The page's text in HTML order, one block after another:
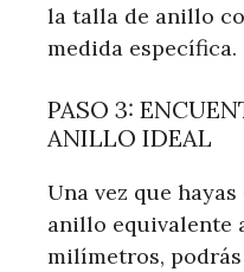
la talla de anillo
medida específica.
PASO 3:
ANILLO IDEAL
Una vez que
anillo equivalente
milímetros,